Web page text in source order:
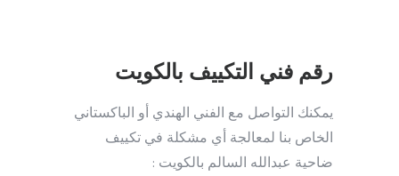
رقم فني التكييف بالكويت
يمكنك التواصل مع الفني الهندي أو الباكستاني
الخاص بنا لمعالجة أي مشكلة في تكييف
ضاحية عبدالله السالم بالكويت :